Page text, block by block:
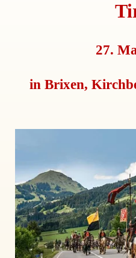
27.
in Brixen,